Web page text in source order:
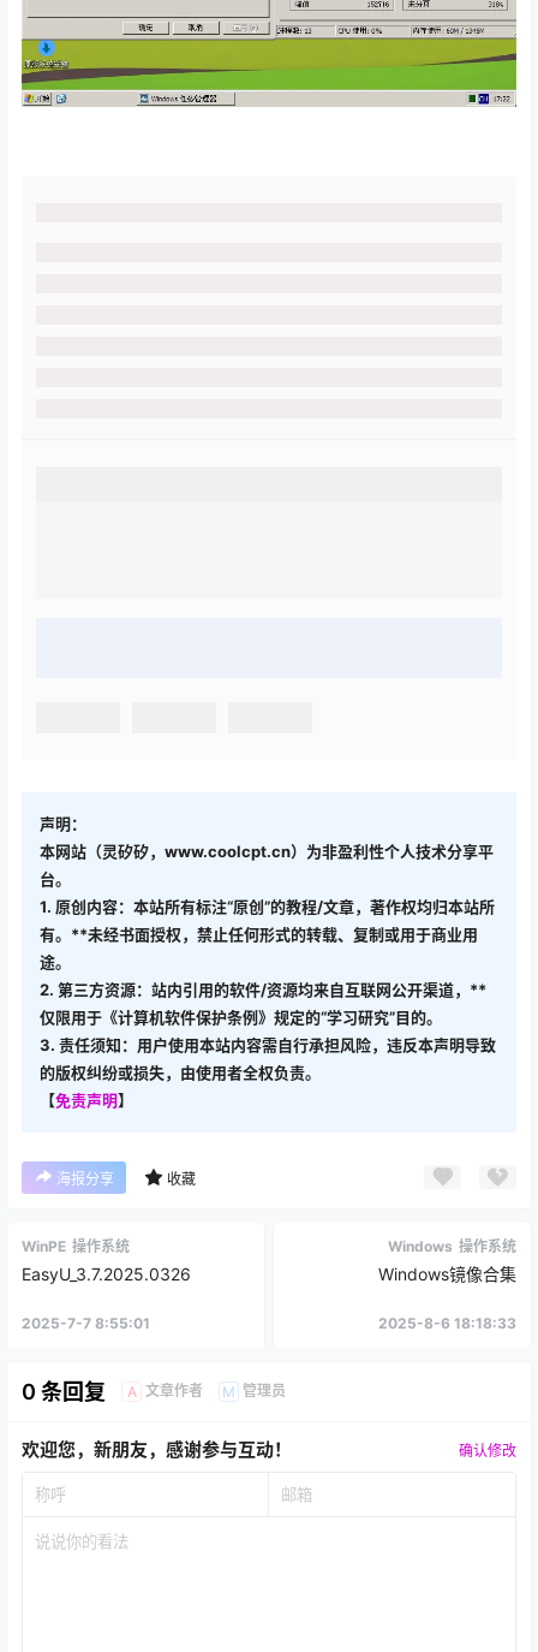
声明：
本网站（灵矽矽，www.coolcpt.cn）为非盈利性个人技术分享平
台。
1. 原创内容：本站所有标注“原创”的教程/文章，著作权均归本站所
有。**未经书面授权，禁止任何形式的转载、复制或用于商业用
途。
2. 第三方资源：站内引用的软件/资源均来自互联网公开渠道，**
仅限用于《计算机软件保护条例》规定的“学习研究”目的。
3. 责任须知：用户使用本站内容需自行承担风险，违反本声明导致
的版权纠纷或损失，由使用者全权负责。
【免责声明】
海报分享 收藏
WinPE 操作系统
EasyU_3.7.2025.0326
2025-7-7 8:55:01
Windows 操作系统
Windows镜像合集
2025-8-6 18:18:33
0 条回复 A 文章作者 M 管理员
欢迎您，新朋友，感谢参与互动！ 确认修改